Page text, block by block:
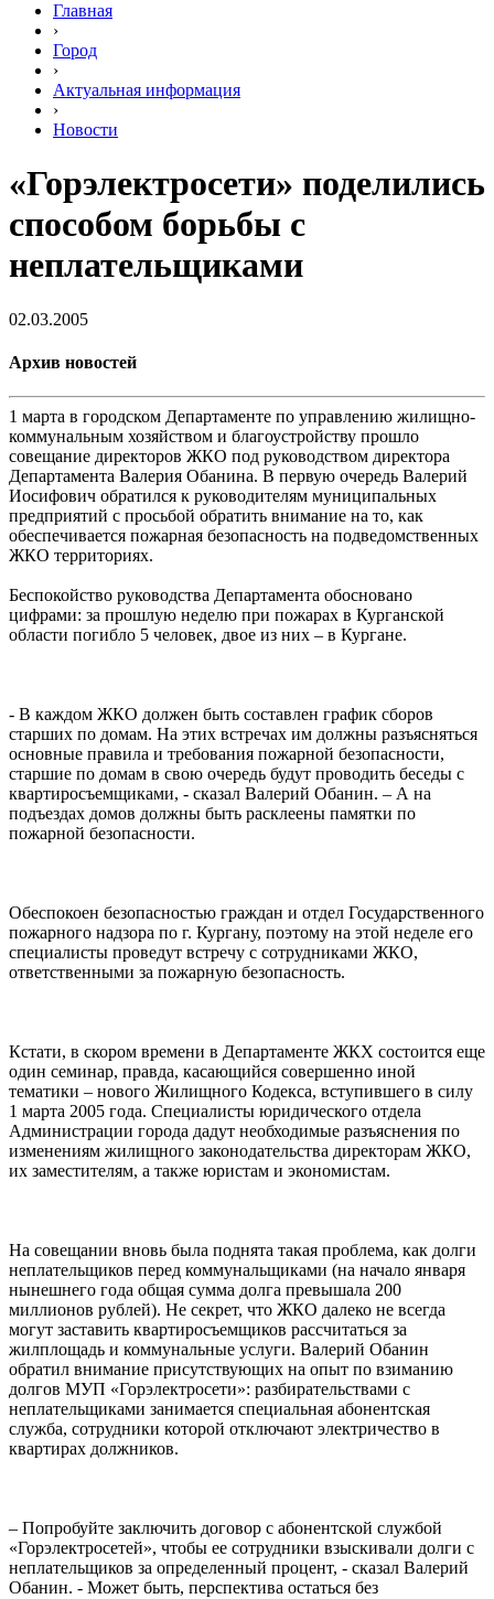
Главная
›
Город
›
Актуальная информация
›
Новости
«Горэлектросети» поделились
способом борьбы с
неплательщиками
02.03.2005
Архив новостей
1 марта в городском Департаменте по управлению жилищно-
коммунальным хозяйством и благоустройству прошло
совещание директоров ЖКО под руководством директора
Департамента Валерия Обанина. В первую очередь Валерий
Иосифович обратился к руководителям муниципальных
предприятий с просьбой обратить внимание на то, как
обеспечивается пожарная безопасность на подведомственных
ЖКО территориях.
Беспокойство руководства Департамента обосновано
цифрами: за прошлую неделю при пожарах в Курганской
области погибло 5 человек, двое из них – в Кургане.
- В каждом ЖКО должен быть составлен график сборов
старших по домам. На этих встречах им должны разъясняться
основные правила и требования пожарной безопасности,
старшие по домам в свою очередь будут проводить беседы с
квартиросъемщиками, - сказал Валерий Обанин. – А на
подъездах домов должны быть расклеены памятки по
пожарной безопасности.
Обеспокоен безопасностью граждан и отдел Государственного
пожарного надзора по г. Кургану, поэтому на этой неделе его
специалисты проведут встречу с сотрудниками ЖКО,
ответственными за пожарную безопасность.
Кстати, в скором времени в Департаменте ЖКХ состоится еще
один семинар, правда, касающийся совершенно иной
тематики – нового Жилищного Кодекса, вступившего в силу
1 марта 2005 года. Специалисты юридического отдела
Администрации города дадут необходимые разъяснения по
изменениям жилищного законодательства директорам ЖКО,
их заместителям, а также юристам и экономистам.
На совещании вновь была поднята такая проблема, как долги
неплательщиков перед коммунальщиками (на начало января
нынешнего года общая сумма долга превышала 200
миллионов рублей). Не секрет, что ЖКО далеко не всегда
могут заставить квартиросъемщиков рассчитаться за
жилплощадь и коммунальные услуги. Валерий Обанин
обратил внимание присутствующих на опыт по взиманию
долгов МУП «Горэлектросети»: разбирательствами с
неплательщиками занимается специальная абонентская
служба, сотрудники которой отключают электричество в
квартирах должников.
– Попробуйте заключить договор с абонентской службой
«Горэлектросетей», чтобы ее сотрудники взыскивали долги с
неплательщиков за определенный процент, - сказал Валерий
Обанин. - Может быть, перспектива остаться без